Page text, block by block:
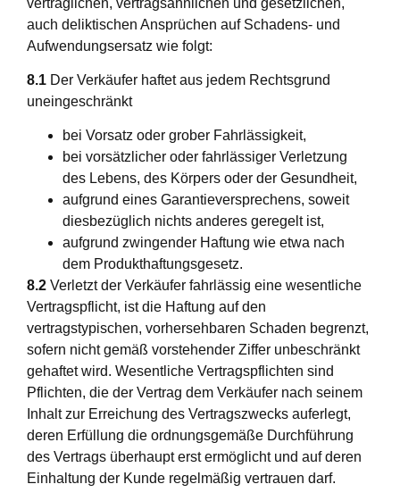
auch deliktischen Ansprüchen auf Schadens- und
Aufwendungsersatz wie folgt:
8.1 Der Verkäufer haftet aus jedem Rechtsgrund
uneingeschränkt
bei Vorsatz oder grober Fahrlässigkeit,
bei vorsätzlicher oder fahrlässiger Verletzung
des Lebens, des Körpers oder der Gesundheit,
aufgrund eines Garantieversprechens, soweit
diesbezüglich nichts anderes geregelt ist,
aufgrund zwingender Haftung wie etwa nach
dem Produkthaftungsgesetz.
8.2 Verletzt der Verkäufer fahrlässig eine wesentliche
Vertragspflicht, ist die Haftung auf den
vertragstypischen, vorhersehbaren Schaden begrenzt,
sofern nicht gemäß vorstehender Ziffer unbeschränkt
gehaftet wird. Wesentliche Vertragspflichten sind
Pflichten, die der Vertrag dem Verkäufer nach seinem
Inhalt zur Erreichung des Vertragszwecks auferlegt,
deren Erfüllung die ordnungsgemäße Durchführung
des Vertrags überhaupt erst ermöglicht und auf deren
Einhaltung der Kunde regelmäßig vertrauen darf.